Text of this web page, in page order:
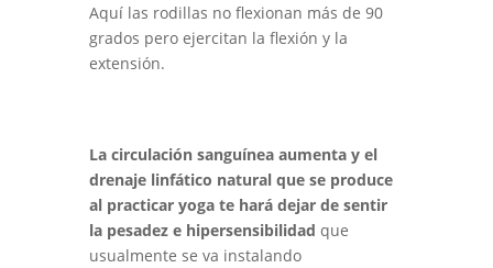
Aquí las rodillas no flexionan más de 90
grados pero ejercitan la flexión y la
extensión.
La circulación sanguínea aumenta y el
drenaje linfático natural que se produce
al practicar yoga te hará dejar de sentir
la pesadez e hipersensibilidad que
usualmente se va instalando